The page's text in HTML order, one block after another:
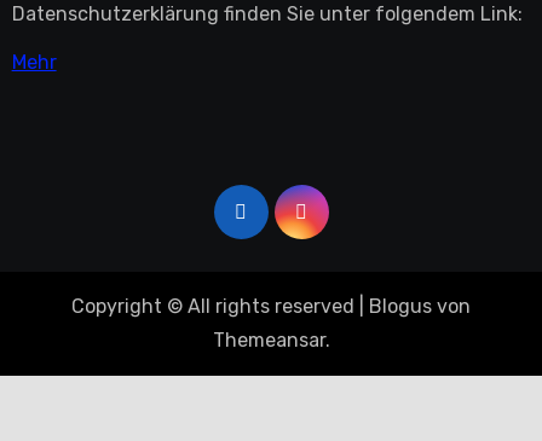
Datenschutzerklärung finden Sie unter folgendem Link:
Mehr
Copyright © All rights reserved Blogus von
Themeansar.